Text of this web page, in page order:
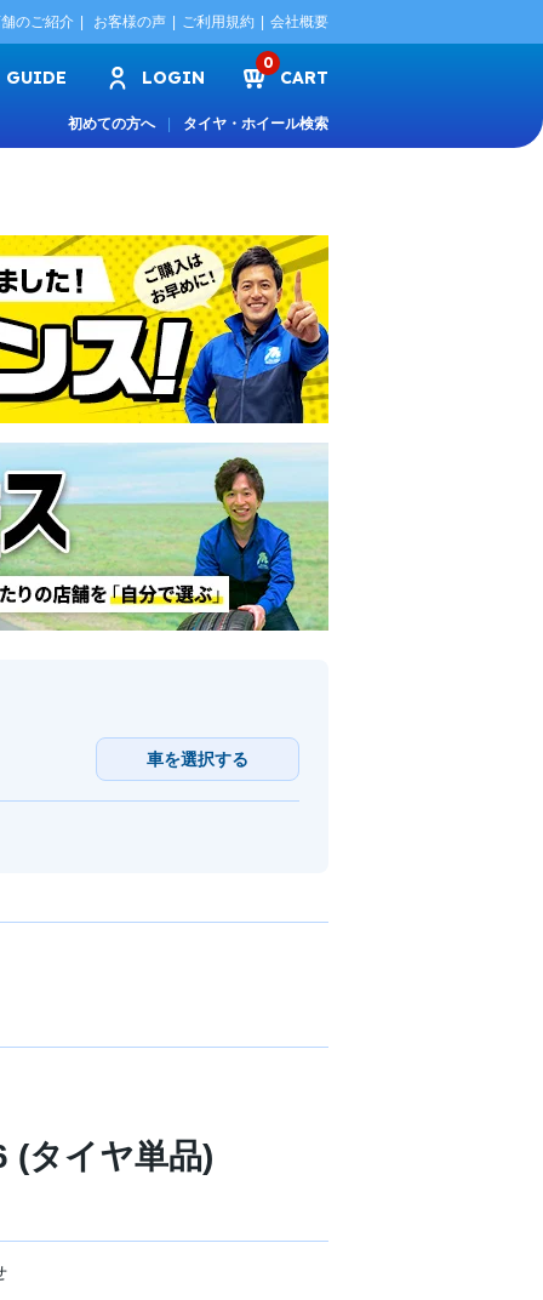
のご紹介 お客様の声 ご利用規約 会社概要
GUIDE LOGIN
0
CART
初めての方へ タイヤ・ホイール検索
車を選択する
(タイヤ単品)